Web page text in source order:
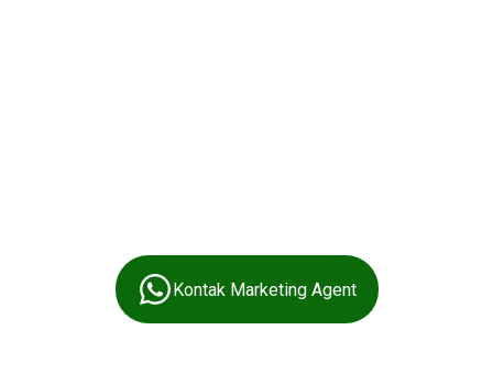
Kontak Marketing Agent